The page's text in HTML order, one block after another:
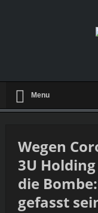
Menu
Wegen
3U
die
gefasst